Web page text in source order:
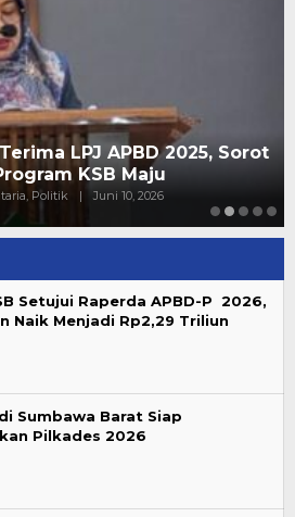
LPJ APBD 2025, Sorot
KSB Maju
Politik | Juni 10, 2026
Setujui Raperda APBD-P 2026,
Naik Menjadi Rp2,29 Triliun
Sumbawa Barat Siap
Pilkades 2026